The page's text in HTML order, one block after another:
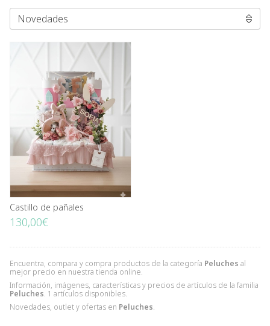
Encuentra, compara y compra productos de la categoría Peluches al
mejor precio en nuestra tienda online.
Información, imágenes, características y precios de artículos de la familia
Peluches. 1 artículos disponibles.
Novedades, outlet y ofertas en Peluches.
Castillo de pañales
130,00€